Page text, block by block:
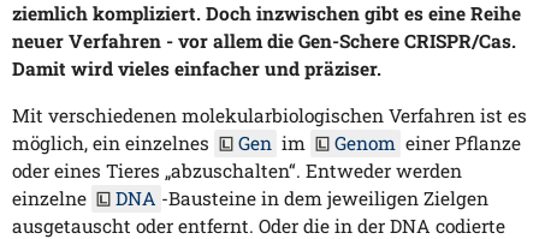
ziemlich kompliziert. Doch inzwischen gibt es eine Reihe
neuer Verfahren - vor allem die Gen-Schere CRISPR/Cas.
Damit wird vieles einfacher und präziser.
Mit verschiedenen molekularbiologischen Verfahren ist es
möglich, ein einzelnes
Gen im Genom einer Pflanze
oder eines Tieres „abzuschalten“. Entweder werden
einzelne
DNA -Bausteine in dem jeweiligen Zielgen
ausgetauscht oder entfernt. Oder die in der DNA codierte